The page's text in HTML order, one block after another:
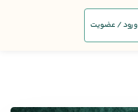
ورود / عضویت